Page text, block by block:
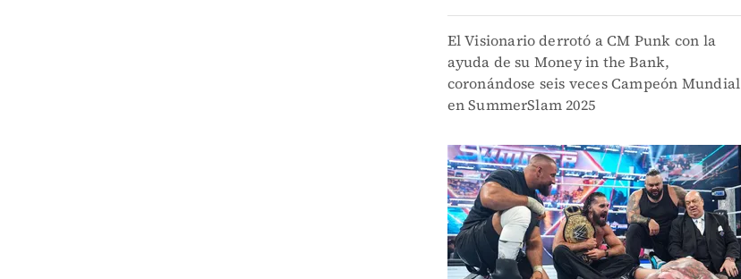
El Visionario derrotó a CM Punk con la
ayuda de su Money in the Bank,
coronándose seis veces Campeón Mundial
en SummerSlam 2025